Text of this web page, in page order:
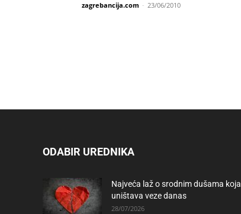
zagrebancija.com - 23/06/2010
ODABIR UREDNIKA
Najveća laž o srodnim dušama koja
uništava veze danas
28/07/2026